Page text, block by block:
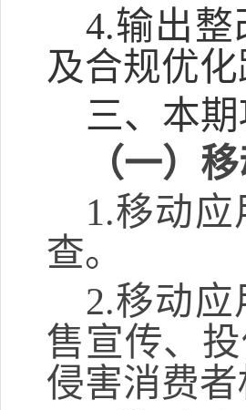
4.输出
及合规优化
三、本
（一）
1.移动应
查。
2.移动应
售宣传、
侵害消费